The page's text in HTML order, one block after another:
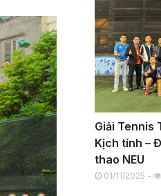
Giải Tennis
Kịch tính –
thao NEU
01/11/2025 -